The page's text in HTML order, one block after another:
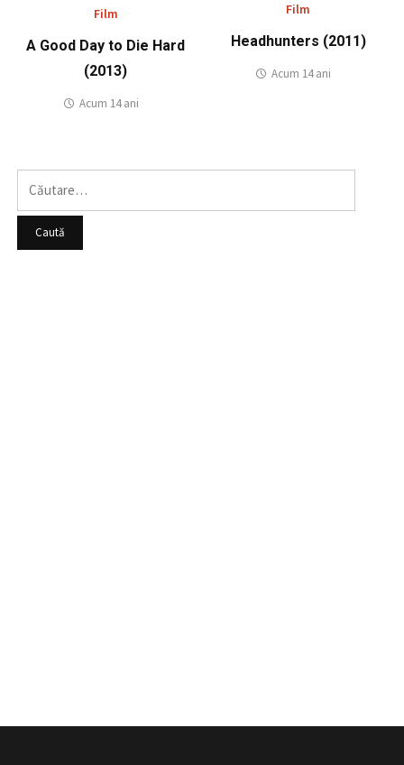
Film
A Good Day to Die Hard
(2013)
Acum 14 ani
Film
Headhunters (2011)
Acum 14 ani